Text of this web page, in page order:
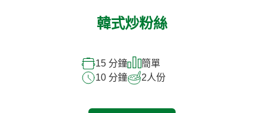
韓式炒粉絲
15 分鐘
簡單
10 分鐘
2人份